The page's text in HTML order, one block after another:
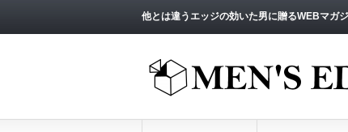
他とは違うエッジの効いた男に贈るWEBマガ